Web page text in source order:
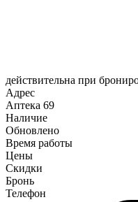
действительна при
Адрес
Аптека 69
Наличие
Обновлено
Время работы
Цены
Скидки
Бронь
Телефон